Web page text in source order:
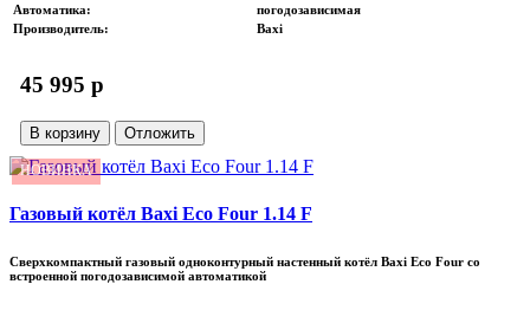
Автоматика:
погодозависимая
Производитель: Baxi
45 995 p
В корзину Отложить
НОВИНКА
Газовый котёл Baxi Eco Four 1.14 F
Сверхкомпактный газовый одноконтурный настенный котёл Baxi Eco Four со
встроенной погодозависимой автоматикой